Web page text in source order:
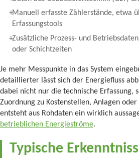
Manuell erfasste Zählerstände, etwa
Erfassungstools
Zusätzliche Prozess- und
oder Schichtzeiten
Je mehr Messpunkte in das System
detaillierter lässt sich der Energiefluss
dabei nicht nur die technische Erfassung,
Zuordnung zu Kostenstellen, Anlagen
entsteht aus Rohdaten ein wirklich
betrieblichen Energieströme.
Typische